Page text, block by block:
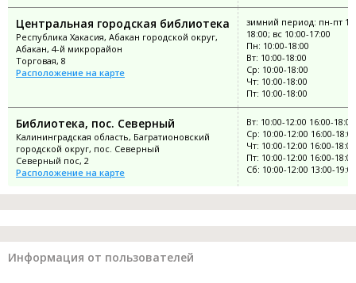
Центральная городская библиотека
Республика Хакасия, Абакан городской округ,
Абакан, 4-й микрорайон
Торговая, 8
Расположение на карте
зимний период: пн-пт
18:00; вс 10:00-17:00
Пн: 10:00-18:00
Вт: 10:00-18:00
Ср: 10:00-18:00
Чт: 10:00-18:00
Пт: 10:00-18:00
Библиотека, пос. Северный
Калининградская область, Багратионовский
городской округ, пос. Северный
Северный пос, 2
Расположение на карте
Вт: 10:00-12:00 16:00-18:00
Ср: 10:00-12:00 16:00-18:00
Чт: 10:00-12:00 16:00-18:00
Пт: 10:00-12:00 16:00-18:00
Сб: 10:00-12:00 13:00-19:00
Информация от пользователей